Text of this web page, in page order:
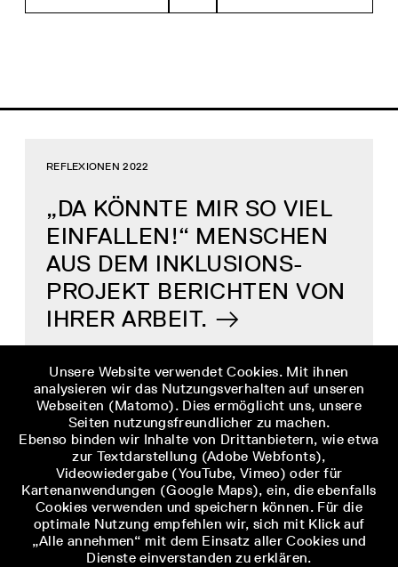
Unsere Website verwendet Cookies. Mit ihnen
analysieren wir das Nutzungsverhalten auf unseren
Webseiten (Matomo). Dies ermöglicht uns, unsere
Seiten nutzungsfreundlicher zu machen.
Ebenso binden wir Inhalte von Drittanbietern, wie etwa
zur Textdarstellung (Adobe Webfonts),
Videowiedergabe (YouTube, Vimeo) oder für
Kartenanwendungen (Google Maps), ein, die ebenfalls
Cookies verwenden und speichern können. Für die
optimale Nutzung empfehlen wir, sich mit Klick auf
„Alle annehmen“ mit dem Einsatz aller Cookies und
Dienste einverstanden zu erklären.
ZUR
„DA KÖNNTE MIR SO VIEL
EINFALLEN!“ MENSCHEN
AUS DEM INKLUSIONS-
PROJEKT BERICHTEN VON
IHRER ARBEIT.
REFLEXIONEN 2022
BEREICHERUNG UND
HERAUSFORDERUNG –
TEILHABE UND TEILGABE
REFLEXIONEN 2023